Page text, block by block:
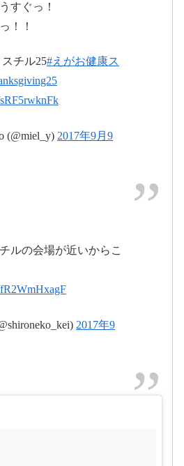
すぐっ！
！！
スチル25#えがお健康ス
2017年9月9
ルの会場が近いからこ
2017年9